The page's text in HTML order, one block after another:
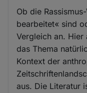
Ob die
bearbeitet« sind
Vergleich an. Hier
das Thema
Kontext der
aus. Die Literatur